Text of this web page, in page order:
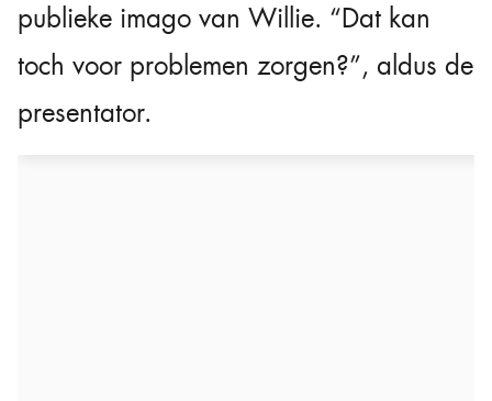
publieke imago van Willie. “Dat kan
toch voor problemen zorgen?”, aldus de
presentator.